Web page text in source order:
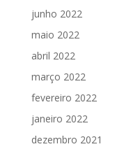
junho 2022
maio 2022
abril 2022
março 2022
fevereiro 2022
janeiro 2022
dezembro 2021